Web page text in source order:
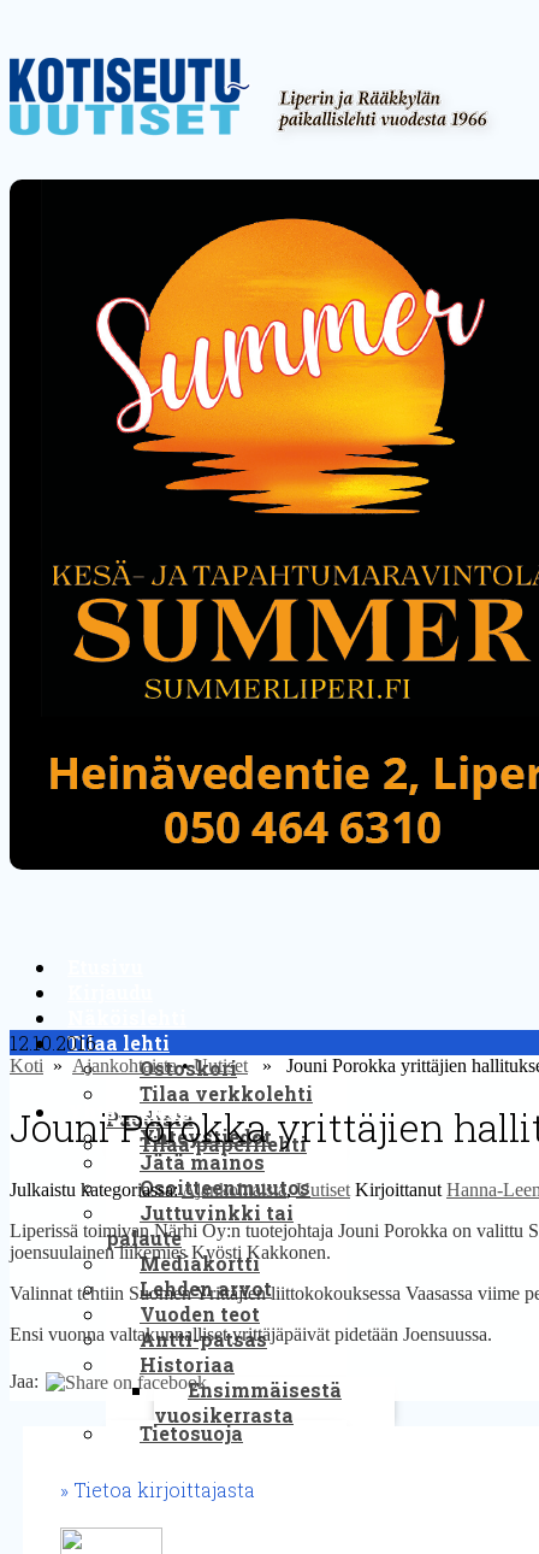
Tilaa lehti
Ostoskori
Tilaa verkkolehti
Puodista
Tilaa paperilehti
Yhteystiedot
Yhteystiedot
Jätä mainos
Osoitteenmuutos
Juttuvinkki tai
palaute
Mediakortti
Lehden arvot
Vuoden teot
Antti-patsas
Historiaa
Ensimmäisestä
vuosikerrasta
Tietosuoja
12.10.2016
Koti » Ajankohtaista•Uutiset » Jouni Porokka yrittäjien
Jouni Porokka yrittäjien
Julkaistu kategoriassa:Ajankohtaista,Uutiset Kirjoittanut Hanna-
Liperissä toimivan Närhi Oy:n tuotejohtaja Jouni Porokka on valittu
joensuulainen liikemies Kyösti Kakkonen.
Valinnat tehtiin Suomen Yrittäjien liittokokouksessa Vaasassa viime
Ensi vuonna valtakunnalliset yrittäjäpäivät pidetään Joensuussa.
Jaa:
Tietoa kirjoittajasta